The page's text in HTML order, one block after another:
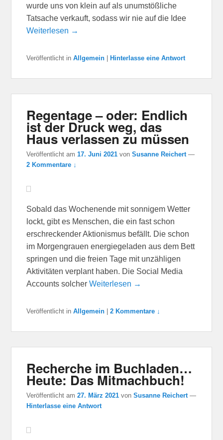
wurde uns von klein auf als unumstößliche
Tatsache verkauft, sodass wir nie auf die Idee
Weiterlesen →
Veröffentlicht in Allgemein Hinterlasse eine Antwort
Regentage – oder: Endlich
ist der Druck weg, das
Haus verlassen zu müssen
Veröffentlicht am17. Juni 2021 vonSusanne Reichert —
2 Kommentare ↓
Sobald das Wochenende mit sonnigem Wetter
lockt, gibt es Menschen, die ein fast schon
erschreckender Aktionismus befällt. Die schon
im Morgengrauen energiegeladen aus dem Bett
springen und die freien Tage mit unzähligen
Aktivitäten verplant haben. Die Social Media
Accounts solcherWeiterlesen →
Veröffentlicht in Allgemein |2 Kommentare ↓
Recherche im Buchladen…
Heute: Das Mitmachbuch!
Veröffentlicht am27. März 2021 vonSusanne Reichert —
Hinterlasse eine Antwort